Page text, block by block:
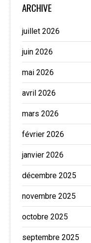
ARCHIVE
juillet 2026
juin 2026
mai 2026
avril 2026
mars 2026
février 2026
janvier 2026
décembre 2025
novembre 2025
octobre 2025
septembre 2025